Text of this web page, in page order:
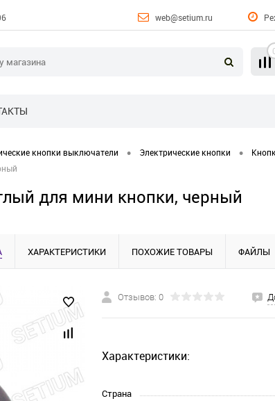
web@setium.ru
кнопки выключатели • Электрические кнопки •
для мини кнопки, черный
ХАРАКТЕРИСТИКИ ПОХОЖИЕ ТОВАРЫ ФАЙЛЫ
Отзывов: 0
Характеристики:
Страна